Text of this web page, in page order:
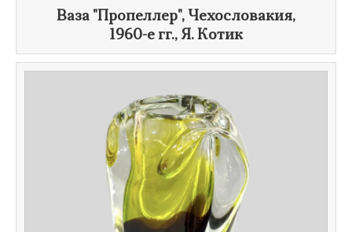
Ваза "Пропеллер", Чехословакия,
1960-е гг., Я. Котик